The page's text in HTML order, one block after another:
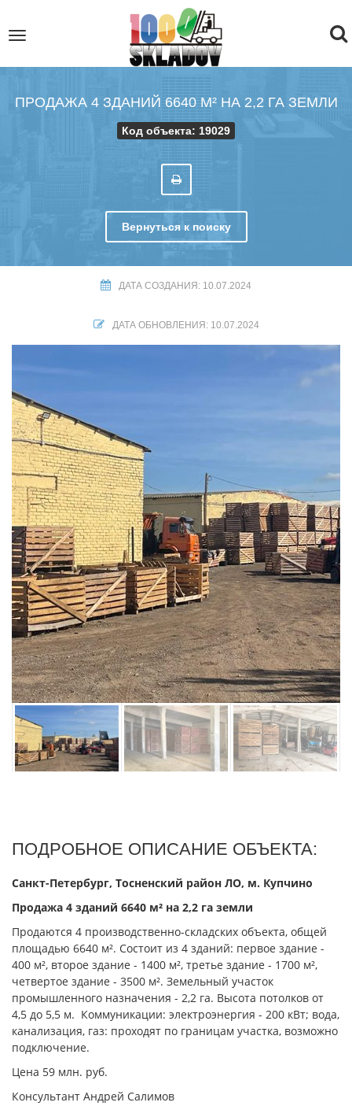
Toggle
ПРОДАЖА 4 ЗДАНИЙ 6640 М² НА 2,2 ГА ЗЕМЛИ
Код объекта: 19029
Вернуться к поиску
ДАТА СОЗДАНИЯ: 10.07.2024
ДАТА ОБНОВЛЕНИЯ: 10.07.2024
ПОДРОБНОЕ ОПИСАНИЕ ОБЪЕКТА:
Санкт-Петербург, Тосненский район ЛО, м. Купчино
Продажа 4 зданий 6640 м² на 2,2 га земли
Продаются 4 производственно-складских объекта, общей
площадью 6640 м². Состоит из 4 зданий: первое здание -
400 м², второе здание - 1400 м², третье здание - 1700 м²,
четвертое здание - 3500 м². Земельный участок
промышленного назначения - 2,2 га. Высота потолков от
4,5 до 5,5 м. Коммуникации: электроэнергия - 200 кВт; вода,
канализация, газ: проходят по границам участка, возможно
подключение.
Цена 59 млн. руб.
Консультант Андрей Салимов